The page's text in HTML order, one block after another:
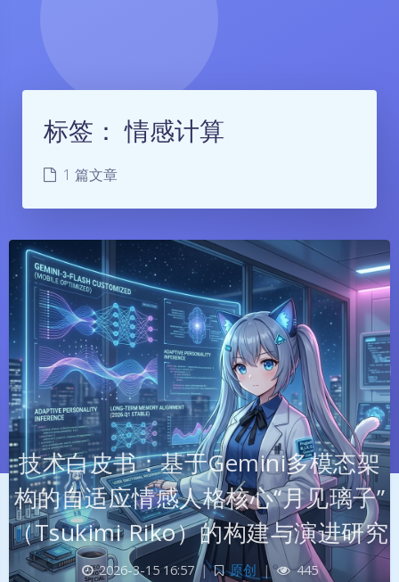
标签：情感计算
1 篇文章
技术白皮书：基于Gemini多模态架
构的自适应情感人格核心“月见璃子”
（Tsukimi Riko）的构建与演进研究
2026-3-15 16:57 | 原创 |
445